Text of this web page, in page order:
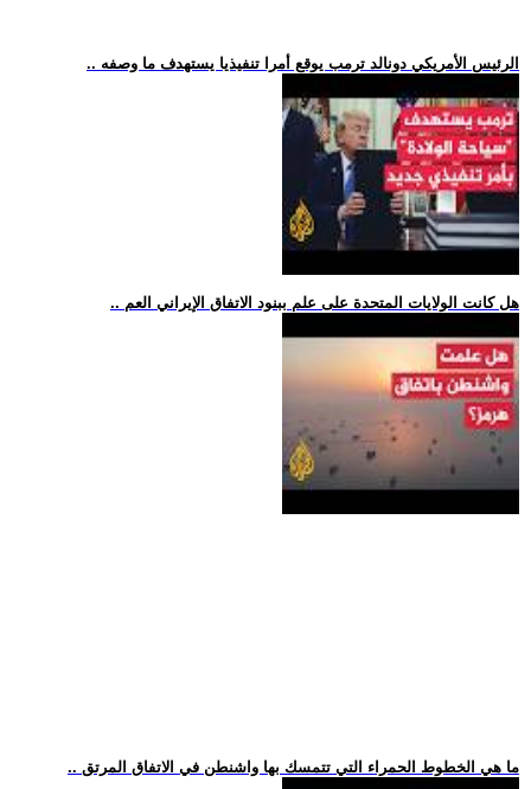
.. الرئيس الأمريكي دونالد ترمب يوقع أمرا تنفيذيا يستهدف ما وصفه
.. هل كانت الولايات المتحدة على علم ببنود الاتفاق الإيراني العم
.. ما هي الخطوط الحمراء التي تتمسك بها واشنطن في الاتفاق المرتق